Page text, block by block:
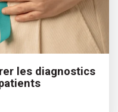
les diagnostics